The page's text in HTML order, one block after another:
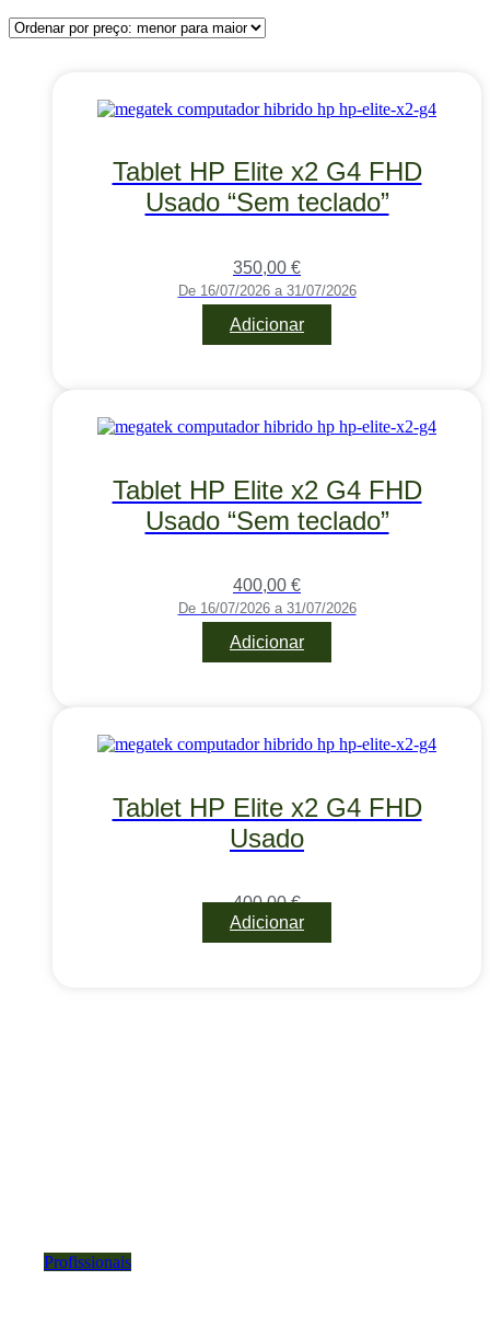
Tablet HP Elite x2 G4 FHD
Usado “Sem teclado”
350,00 €
De 16/07/2026 a 31/07/2026
Adicionar
Tablet HP Elite x2 G4 FHD
Usado “Sem teclado”
400,00 €
De 16/07/2026 a 31/07/2026
Adicionar
Tablet HP Elite x2 G4 FHD
Usado
400,00€
Adicionar
Profissionais